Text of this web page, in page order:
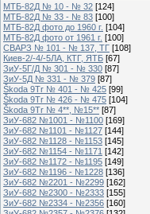
МТБ-82Д № 10 - № 32 [124]
МТБ-82Д № 33 - № 83 [100]
МТБ-82Д фото до 1960 г. [104]
МТБ-82Д фото от 1961 г. [100]
СВАРЗ № 101 - № 137, ТГ [108]
Киев-2/-4/-5ЛА, КТГ, ЯТБ [67]
ЗиУ-5Г/Д № 301 - № 330 [87]
ЗиУ-5Д № 331 - № 379 [87]
Škoda 9Tr № 401 - № 425 [99]
Škoda 9Tr № 426 - № 475 [104]
Škoda 9Tr № 4**, №15** [87]
ЗиУ-682 №1001 - №1100 [169]
ЗиУ-682 №1101 - №1127 [144]
ЗиУ-682 №1128 - №1153 [145]
ЗиУ-682 №1154 - №1171 [142]
ЗиУ-682 №1172 - №1195 [149]
ЗиУ-682 №1196 - №1228 [136]
ЗиУ-682 №2201 - №2299 [162]
ЗиУ-682 №2300 - №2333 [155]
ЗиУ-682 №2334 - №2356 [160]